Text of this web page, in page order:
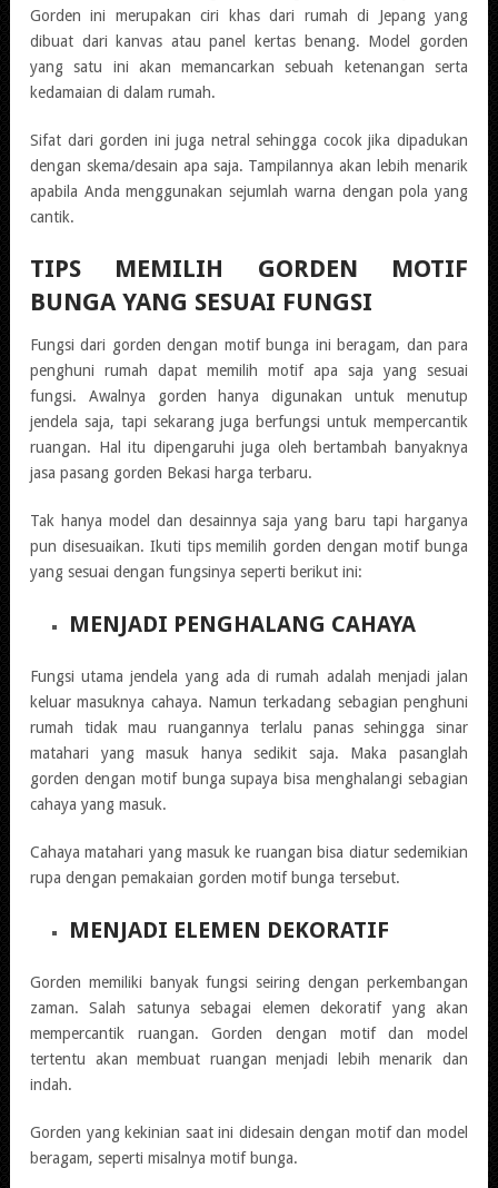
Gorden ini merupakan ciri khas dari rumah di Jepang yang
dibuat dari kanvas atau panel kertas benang. Model gorden
yang satu ini akan memancarkan sebuah ketenangan serta
kedamaian di dalam rumah.
Sifat dari gorden ini juga netral sehingga cocok jika dipadukan
dengan skema/desain apa saja. Tampilannya akan lebih menarik
apabila Anda menggunakan sejumlah warna dengan pola yang
cantik.
TIPS MEMILIH GORDEN MOTIF
BUNGA YANG SESUAI FUNGSI
Fungsi dari gorden dengan motif bunga ini beragam, dan para
penghuni rumah dapat memilih motif apa saja yang sesuai
fungsi. Awalnya gorden hanya digunakan untuk menutup
jendela saja, tapi sekarang juga berfungsi untuk mempercantik
ruangan. Hal itu dipengaruhi juga oleh bertambah banyaknya
jasa pasang gorden Bekasi harga terbaru.
Tak hanya model dan desainnya saja yang baru tapi harganya
pun disesuaikan. Ikuti tips memilih gorden dengan motif bunga
yang sesuai dengan fungsinya seperti berikut ini:
MENJADI PENGHALANG CAHAYA
Fungsi utama jendela yang ada di rumah adalah menjadi jalan
keluar masuknya cahaya. Namun terkadang sebagian penghuni
rumah tidak mau ruangannya terlalu panas sehingga sinar
matahari yang masuk hanya sedikit saja. Maka pasanglah
gorden dengan motif bunga supaya bisa menghalangi sebagian
cahaya yang masuk.
Cahaya matahari yang masuk ke ruangan bisa diatur sedemikian
rupa dengan pemakaian gorden motif bunga tersebut.
MENJADI ELEMEN DEKORATIF
Gorden memiliki banyak fungsi seiring dengan perkembangan
zaman. Salah satunya sebagai elemen dekoratif yang akan
mempercantik ruangan. Gorden dengan motif dan model
tertentu akan membuat ruangan menjadi lebih menarik dan
indah.
Gorden yang kekinian saat ini didesain dengan motif dan model
beragam, seperti misalnya motif bunga.